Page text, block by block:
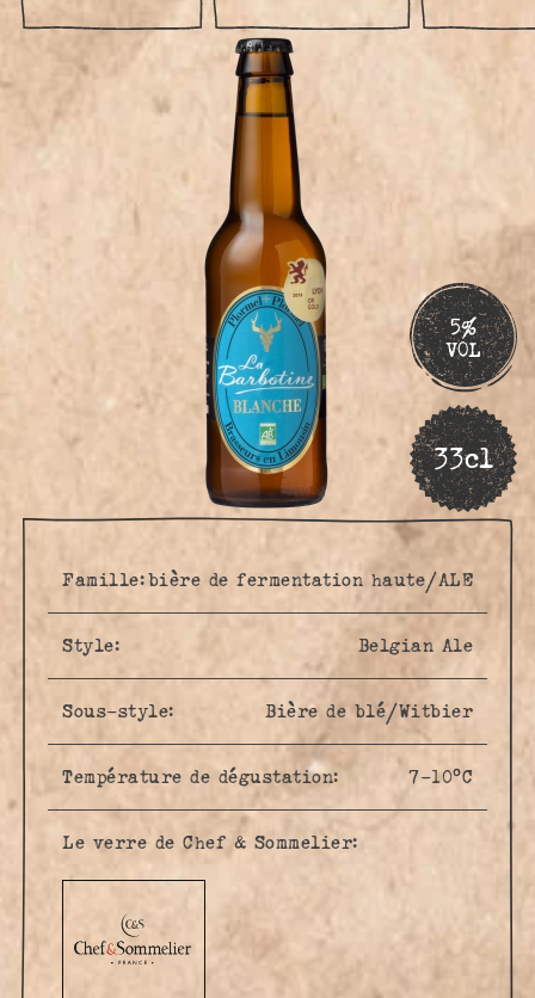
33cl
5%
VOL
Famille:bière de fermentation haute/ALE
Style: Belgian Ale
Sous-style: Bière de blé/Witbier
Température de dégustation: 7-10°C
Le verre de Chef & Sommelier: